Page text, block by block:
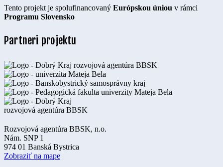
Tento projekt je spolufinancovaný Európskou úniou v rámci
Programu Slovensko
Partneri projektu
Rozvojová agentúra BBSK, n.o.
Nám. SNP 1
974 01 Banská Bystrica
Zobraziť na mape